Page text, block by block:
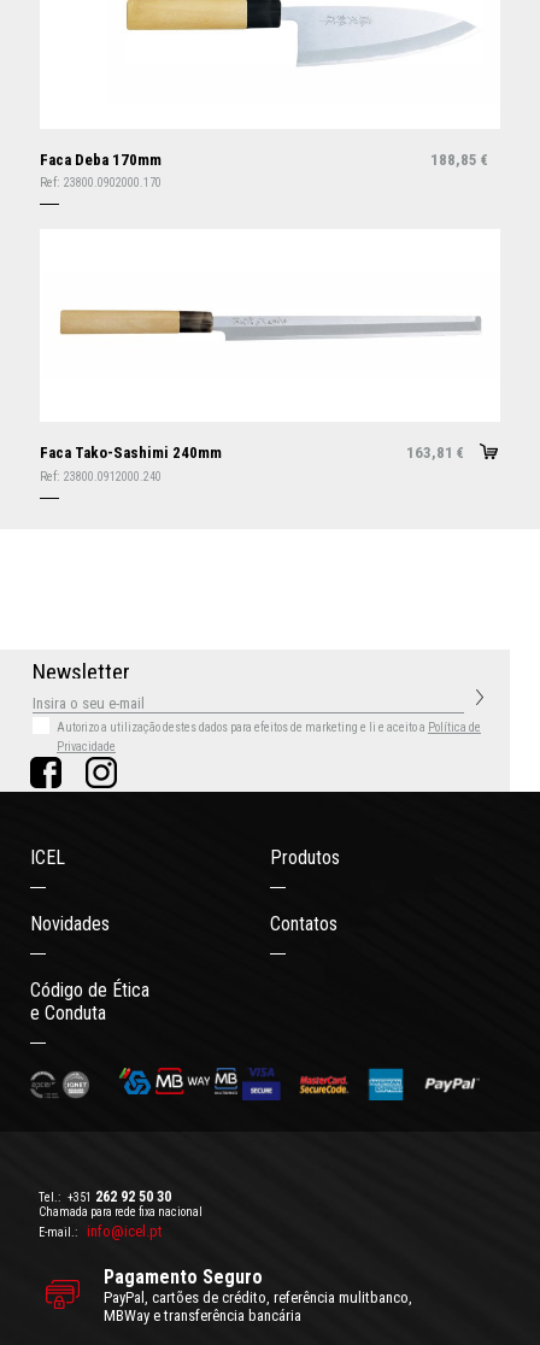
Faca Deba 170mm 188,85 €
Ref: 23800.0902000.170
Faca Tako-Sashimi 240mm 163,81 €
Ref: 23800.0912000.240
Newsletter
Autorizo a utilização destes dados para efeitos de marketing e li e aceito a Política de
Privacidade
ICEL Produtos
Novidades Contatos
Código de Ética
e Conduta
Tel.: +351 262 92 50 30
Chamada para rede fixa nacional
E-mail.:
info@icel.pt
Pagamento Seguro
PayPal, cartões de crédito, referência mulitbanco,
MBWay e transferência bancária